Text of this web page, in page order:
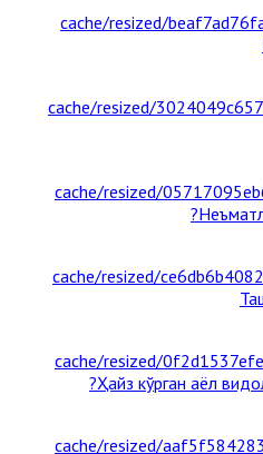
Ҳайз кўрган аёл